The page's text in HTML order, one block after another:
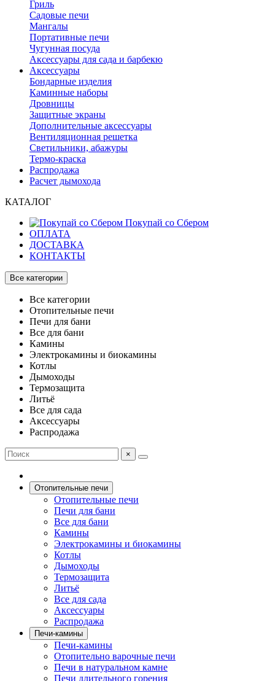
Гриль
Садовые печи
Мангалы
Портативные печи
Чугунная посуда
Аксессуары для сада и барбекю
Аксессуары
Бондарные изделия
Каминные наборы
Дровницы
Защитные экраны
Дополнительные аксессуары
Вентиляционная решетка
Светильники, абажуры
Термо-краска
Распродажа
Расчет дымохода
КАТАЛОГ
Покупай со Сбером
ОПЛАТА
ДОСТАВКА
КОНТАКТЫ
Все категории
Все категории
Отопительные печи
Печи для бани
Все для бани
Камины
Электрокамины и биокамины
Котлы
Дымоходы
Термозащита
Литьё
Все для сада
Аксессуары
Распродажа
×
Отопительные печи
Отопительные печи
Печи для бани
Все для бани
Камины
Электрокамины и биокамины
Котлы
Дымоходы
Термозащита
Литьё
Все для сада
Аксессуары
Распродажа
Печи-камины
Печи-камины
Отопительно варочные печи
Печи в натуральном камне
Печи длительного горения